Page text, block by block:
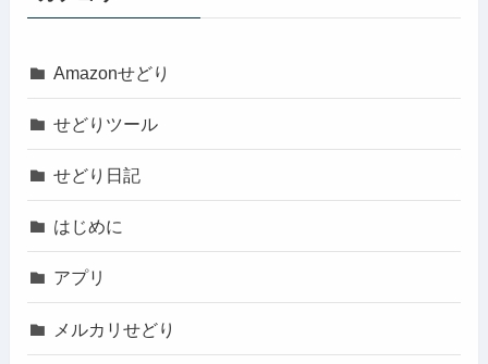
Amazonせどり
せどりツール
せどり日記
はじめに
アプリ
メルカリせどり